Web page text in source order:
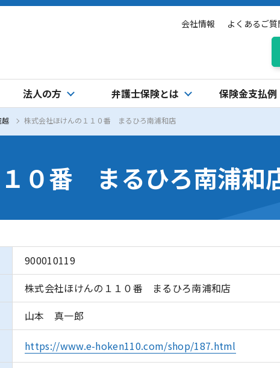
会社情報 よくあるご質
法人の方 弁護士保険とは 保険金支払例
越 株式会社ほけんの１１０番 まるひろ南浦和店
０番 まるひろ南浦和
900010119
株式会社ほけんの１１０番 まるひろ南浦和店
山本 真一郎
https://www.e-hoken110.com/shop/187.html